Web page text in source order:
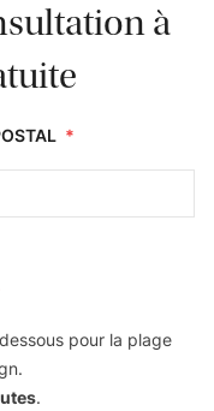
à
*
pour la plage
.